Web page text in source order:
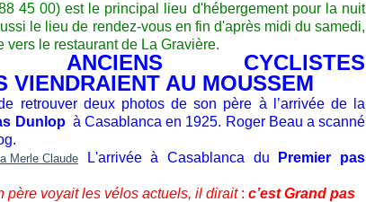
45 00) est le principal lieu d'hébergement pour la nuit
le lieu de rendez-vous en fin d'après midi du samedi,
vers le restaurant de La Gravière.
ANCIENS CYCLISTES
VIENDRAIENT AU MOUSSEM
retrouver deux photos de son père à l’arrivée de la
Dunlopà Casablanca en 1925. Roger Beau a scanné
L'arrivée à Casablanca du
Premier pas
père voyait les vélos actuels, il dirait: c’est Grand pas